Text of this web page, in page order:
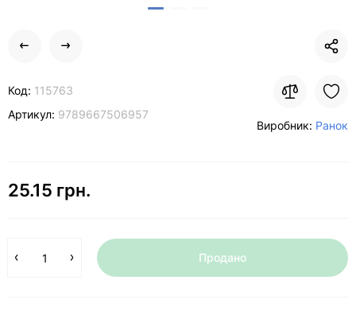
Код: 115763
Артикул: 9789667506957
Виробник: Ранок
25.15 грн.
Продано